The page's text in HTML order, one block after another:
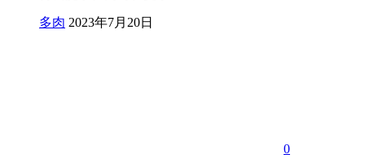
多肉 2023年7月20日
0